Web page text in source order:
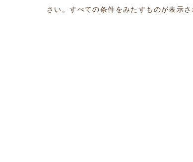
さい。すべての条件をみたすものが表示さ